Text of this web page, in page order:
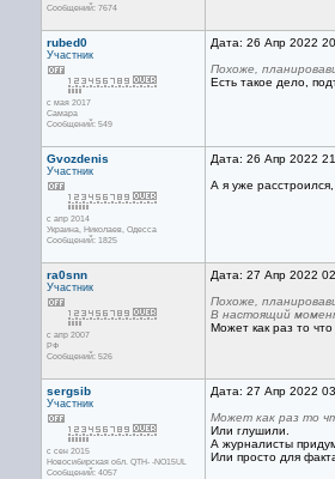
Сообщений: 7674
rubed0
Участник
с мая 2017
Самара
Сообщений: 549
Дата: 26 Апр 2022
Похоже,
Есть такое дело,
Gvozdenis
Участник
с апр 2014
Украина, Николаев, Одесса
Сообщений: 1825
Дата: 26 Апр 2022
А я уже
ra0snn
Участник
с апр 2007
РФ
Сообщений: 526
Дата: 27 Апр 2022
Похоже,
В настоящий
Может как раз то
sergsib
Участник
с сен 2015
Новосибирская обл. QTH- -NO15UL
Сообщений: 4057
Дата: 27 Апр 2022
Может как раз то
Или глушили.
А журналисты
Или просто для